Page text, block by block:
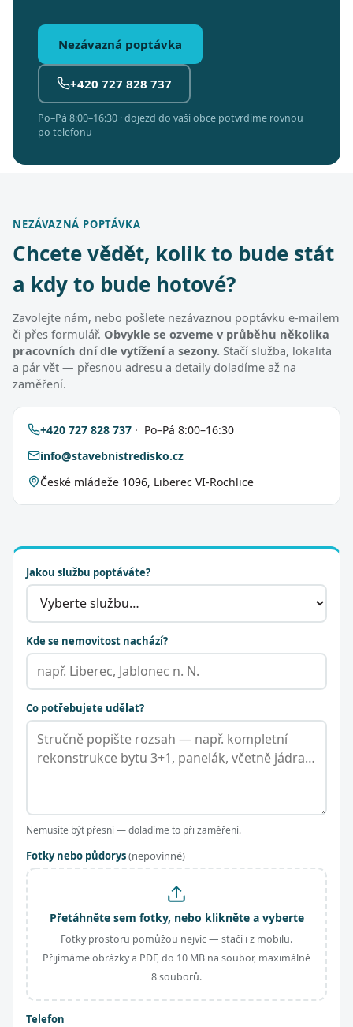
Nezávazná poptávka
+420 727 828 737
Po–Pá 8:00–16:30 · dojezd do vaší obce potvrdíme rovnou
po telefonu
NEZÁVAZNÁ POPTÁVKA
Chcete vědět, kolik to bude stát
a kdy to bude hotové?
Zavolejte nám, nebo pošlete nezávaznou poptávku e-mailem
či přes formulář. Obvykle se ozveme v průběhu několika
pracovních dní dle vytížení a sezony. Stačí služba, lokalita
a pár vět — přesnou adresu a detaily doladíme až na
zaměření.
+420 727 828 737 · Po–Pá 8:00–16:30
info@stavebnistredisko.cz
České mládeže 1096, Liberec VI-Rochlice
Jakou službu poptáváte?
Kde se nemovitost nachází?
Co potřebujete udělat?
Nemusíte být přesní — doladíme to při zaměření.
Fotky nebo půdorys(nepovinné)
Přetáhněte sem fotky, nebo klikněte a vyberte
Fotky prostoru pomůžou nejvíc — stačí i z mobilu.
Přijímáme obrázky a PDF, do 10 MB na soubor, maximálně
8 souborů.
Telefon